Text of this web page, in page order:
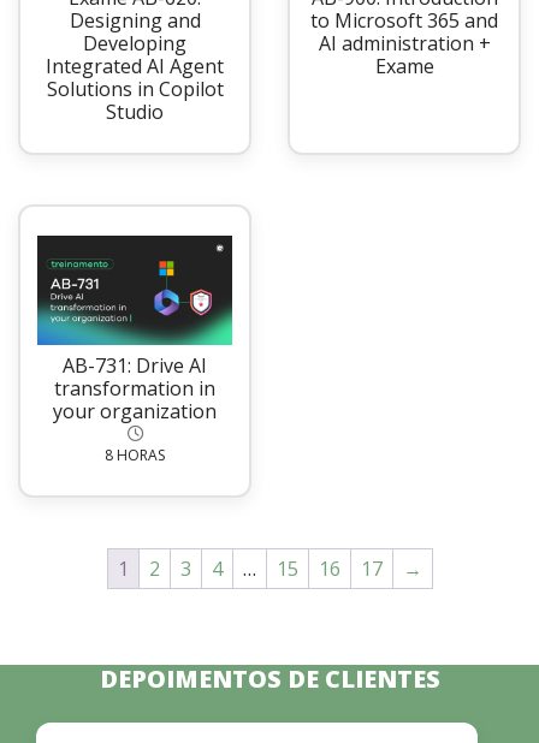
Designing and
Developing
Integrated AI Agent
Solutions in Copilot
Studio
to Microsoft 365 and
AI administration +
Exame
AB-731: Drive AI
transformation in
your organization
8 HORAS
1 2 3 4 … 15 16 17 →
DEPOIMENTOS DE CLIENTES